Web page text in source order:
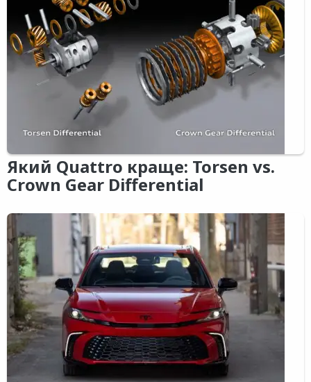
Який Quattro краще: Torsen vs.
Crown Gear Differential